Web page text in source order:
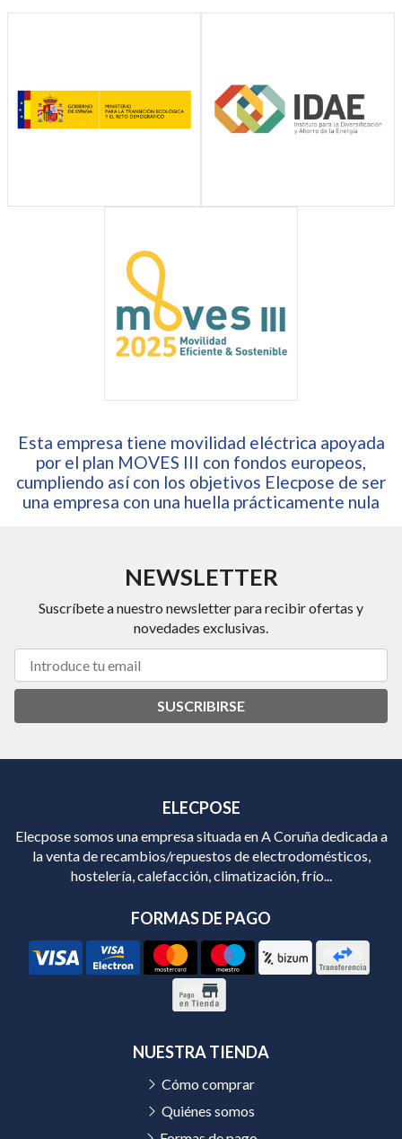
Esta empresa tiene movilidad eléctrica apoyada
por el plan MOVES III con fondos europeos,
cumpliendo así con los objetivos Elecpose de ser
una empresa con una huella prácticamente nula
NEWSLETTER
Suscríbete a nuestro newsletter para recibir ofertas y
novedades exclusivas.
SUSCRIBIRSE
ELECPOSE
Elecpose somos una empresa situada en A Coruña dedicada a
la venta de recambios/repuestos de electrodomésticos,
hostelería, calefacción, climatización, frío...
FORMAS DE PAGO
NUESTRA TIENDA
Cómo comprar
Quiénes somos